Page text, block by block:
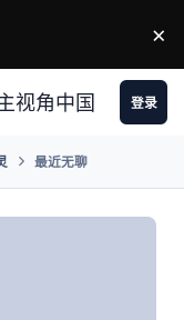
×
视角中国 登录
最近无聊